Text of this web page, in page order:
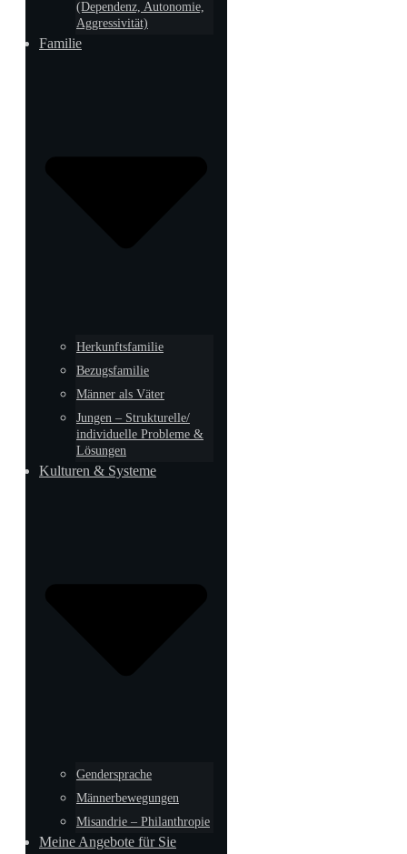
(Dependenz, Autonomie,
Aggressivität)
Familie
Herkunftsfamilie
Bezugsfamilie
Männer als Väter
Jungen – Strukturelle/
individuelle Probleme &
Lösungen
Kulturen & Systeme
Gendersprache
Männerbewegungen
Misandrie – Philanthropie
Meine Angebote für Sie